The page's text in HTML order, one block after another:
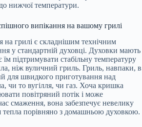
нижчої температури.
випікання на вашому грилі
на грилі є складнішим технічним
у стандартній духовці. Духовки мають
підтримувати стабільну температуру
ніж вуличний гриль. Гриль, навпаки, в
для швидкого приготування над
чи то вугілля, чи газ. Хоча кришка
повітряний потік і може
смаження, вона забезпечує невелику
тепла порівняно з домашньою духовкою.